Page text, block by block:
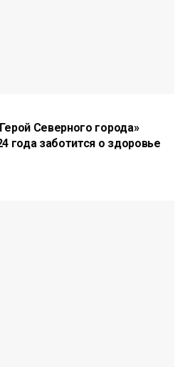
Северного города»
года заботится о здоровье